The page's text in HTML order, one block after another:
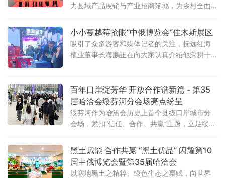
力县域产品展销与产业招商落地，为乡村全面
好各项参展保障工作，积极协调落实价值3万元
的标准展位3个、华旗饭店住宿房间4间，办理
参展人员证件45
小小蔓越莓抢眼“中俄博览会”佳木斯展区
吸引了众多游客和媒体记者的关注，抚远红海
植业董事长海鹏正在向大家认真介绍他深耕十
力、抗氧化、清除幽门螺旋杆菌、保养和治疗
女性泌尿炎症等方面有显著的功效，从产地到
餐桌也有好多与之相关的元素与
百年口岸绽芳华 开放合作谱新篇 - 第35
届哈洽会绥芬河分会场亮点纷呈
绥芬河作为哈洽会历史上首个县级口岸城市分
会场，紧扣“信任、合作、共赢”主题，立足绥芬
业创新”为核心定位，打造全域联动、特色鲜明
的经贸交流平台，全方位展示百年口岸开放活
力与合作魅力 。
黑土赋能 合作共赢 “黑土优品” 闪耀第10
届中俄博览会暨第35届哈洽会
以寒地黑土之精粹、绿色生态之禀赋，向世界